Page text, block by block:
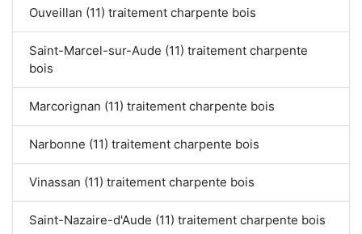
Ouveillan (11) traitement charpente bois
Saint-Marcel-sur-Aude (11) traitement charpente
bois
Marcorignan (11) traitement charpente bois
Narbonne (11) traitement charpente bois
Vinassan (11) traitement charpente bois
Saint-Nazaire-d'Aude (11) traitement charpente bois